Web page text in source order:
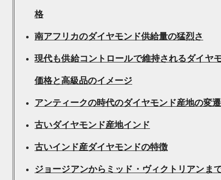
格
南アフリカのダイヤモンド供給量の猛烈さ
現代も供給コントロールで維持されるダイヤ
価格と高級品のイメージ
アンティークの時代のダイヤモンド産地の変遷
古いダイヤモンド産地インド
古いインド産ダイヤモンドの特徴
ジョージアンからミッド・ヴィクトリアンま